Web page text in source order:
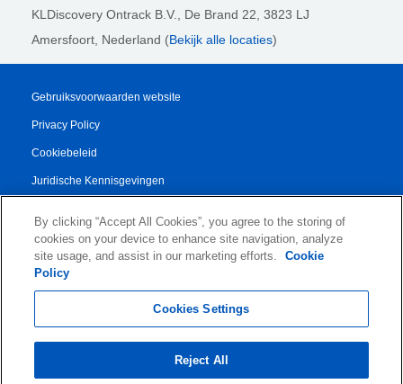
KLDiscovery Ontrack B.V., De Brand 22, 3823 LJ
Amersfoort, Nederland (Bekijk alle locaties)
Gebruiksvoorwaarden website
Privacy Policy
Cookiebeleid
Juridische Kennisgevingen
Algemene Voorwaarden
Authorised Partner Agreement
By clicking “Accept All Cookies”, you agree to the storing of
cookies on your device to enhance site navigation, analyze
site usage, and assist in our marketing efforts.
Cookie
Policy
Cookies Settings
Reject All